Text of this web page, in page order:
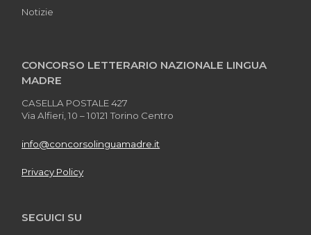
Notizie
CONCORSO LETTERARIO NAZIONALE LINGUA
MADRE
CASELLA POSTALE 427
Via Alfieri, 10 – 10121 Torino Centro
info@concorsolinguamadre.it
Privacy Policy
SEGUICI SU